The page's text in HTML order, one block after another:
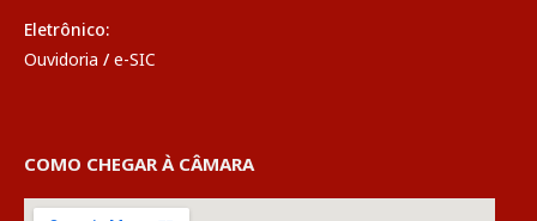
Eletrônico:
Ouvidoria / e-SIC
COMO CHEGAR À CÂMARA